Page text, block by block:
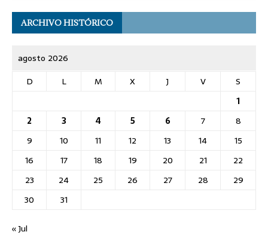
ARCHIVO HISTÓRICO
agosto 2026
D
L M X J V
S
1
2
3 4 5 6 7
8
9
10 11 12 13 14
15
16
17 18 19 20 21
22
23
24 25 26 27 28
29
30
31
« Jul